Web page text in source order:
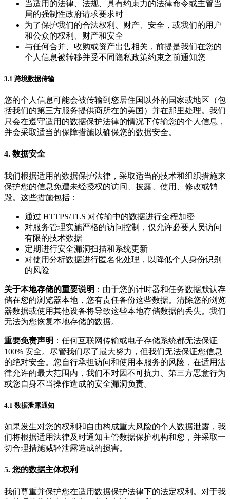
当适用的法律、法规、具有约束力的法律命令或主管当
局的强制性政府请求要求时
为了保护我们的合法权利、财产、安全，或我们的用户
和公众的权利、财产和安全
与任何合并、收购或资产出售相关，前提是我们在您的
个人信息被转移并受不同隐私政策约束之前通知您
3.1 跨境数据传输
您的个人信息可能会被传输到您居住国以外的国家或地区（包
括我们的第三方服务提供商所在的美国）并在那里处理。我们
只会在遵守适用的数据保护法律的情况下传输您的个人信息，
并会采取适当的保障措施以确保您的数据安全。
4. 数据安全
我们根据适用的数据保护法律，采取适当的技术和组织措施来
保护您的信息免遭未经授权的访问、披露、使用、修改或销
毁。这些措施包括：
通过 HTTPS/TLS 对传输中的数据进行全程加密
对服务管理实施严格的访问控制，仅允许必要人员访问
有限的技术数据
定期进行安全漏洞扫描和系统更新
对使用分析数据进行匿名化处理，以降低个人身份识别
的风险
关于本地存储的重要说明 ：由于您的计时器和任务数据默认存
储在您的浏览器本地，您有责任备份这些数据。清除您的浏览
器数据或使用其他设备将导致这些本地存储数据的丢失。我们
无法为您恢复本地存储的数据。
重要免责声明 ：任何互联网传输或电子存储系统都无法保证
100% 安全。尽管我们尽了最大努力，但我们无法保证您信息
的绝对安全。您自行承担访问和使用本服务的风险，在适用法
律允许的最大范围内，我们不对因不可抗力、第三方恶意行为
或您自身不当操作造成的安全漏洞负责。
4.1 数据泄露通知
如果发生对您的权利和自由构成重大风险的个人数据泄露，我
们将根据适用法律及时通知主管数据保护机构和您，并采取一
切合理措施减轻泄露造成的损害。
5. 您的数据主体权利
我们尊重并保护您在适用数据保护法律下的法定权利。对于我